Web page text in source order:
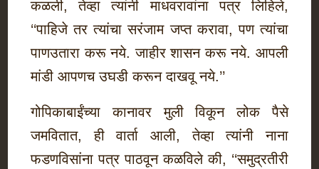
कळली, तेव्हा त्यांनी माधवरावांना पत्र लिहिले,
‘‘पाहिजे तर त्यांचा सरंजाम जप्त करावा, पण त्यांचा
पाणउतारा करू नये. जाहीर शासन करू नये. आपली
मांडी आपणच उघडी करून दाखवू नये.’’
गोपिकाबाईंच्या कानावर मुली विकून लोक पैसे
जमवितात, ही वार्ता आली, तेव्हा त्यांनी नाना
फडणविसांना पत्र पाठवून कळविले की, ‘‘समुद्रतीरी